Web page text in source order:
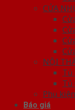
CỬA
NỘI
Tủ
Tủ
Phụ
Báo giá